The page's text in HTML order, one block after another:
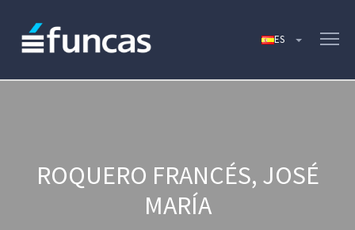
ROQUERO FRANCÉS, JOSÉ
MARÍA